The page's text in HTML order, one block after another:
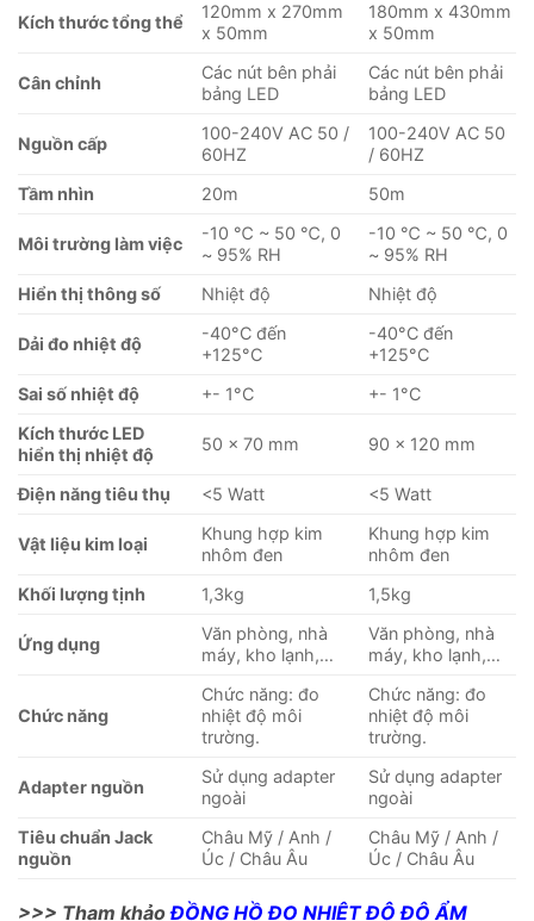
Kích thước tổng thể
120mm x 270mm
x 50mm
180mm x 430mm
x 50mm
Cân chỉnh
Các nút bên phải
bảng LED
Các nút bên phải
bảng LED
Nguồn cấp
100-240V AC 50 /
60HZ
100-240V AC 50
/ 60HZ
Tầm nhìn
20m 50m
Môi trường làm việc
-10 ℃ ~ 50 ℃, 0
~ 95% RH
-10 ℃ ~ 50 ℃, 0
~ 95% RH
Hiển thị thông số
Nhiệt độ Nhiệt độ
Dải đo nhiệt độ
-40°C đến
+125°C
-40°C đến
+125°C
Sai số nhiệt độ
+- 1°C
+- 1°C
Kích thước LED
hiển thị nhiệt độ
50 x 70 mm 90 x 120 mm
Điện năng tiêu thụ <5 Watt <5 Watt
Vật liệu kim loại
Khung hợp kim
nhôm đen
Khung hợp kim
nhôm đen
Khối lượng tịnh
1,3kg 1,5kg
Ứng dụng
Văn phòng, nhà
máy, kho lạnh,…
Văn phòng, nhà
máy, kho lạnh,…
Chức năng
Chức năng: đo
nhiệt độ môi
trường.
Chức năng: đo
nhiệt độ môi
trường.
Adapter nguồn
Sử dụng adapter
ngoài
Sử dụng adapter
ngoài
Tiêu chuẩn Jack
nguồn
Châu Mỹ / Anh /
Úc / Châu Âu
Châu Mỹ / Anh /
Úc / Châu Âu
>>> Tham khảoĐỒNG HỒ ĐO NHIỆT ĐỘ ĐỘ ẨM